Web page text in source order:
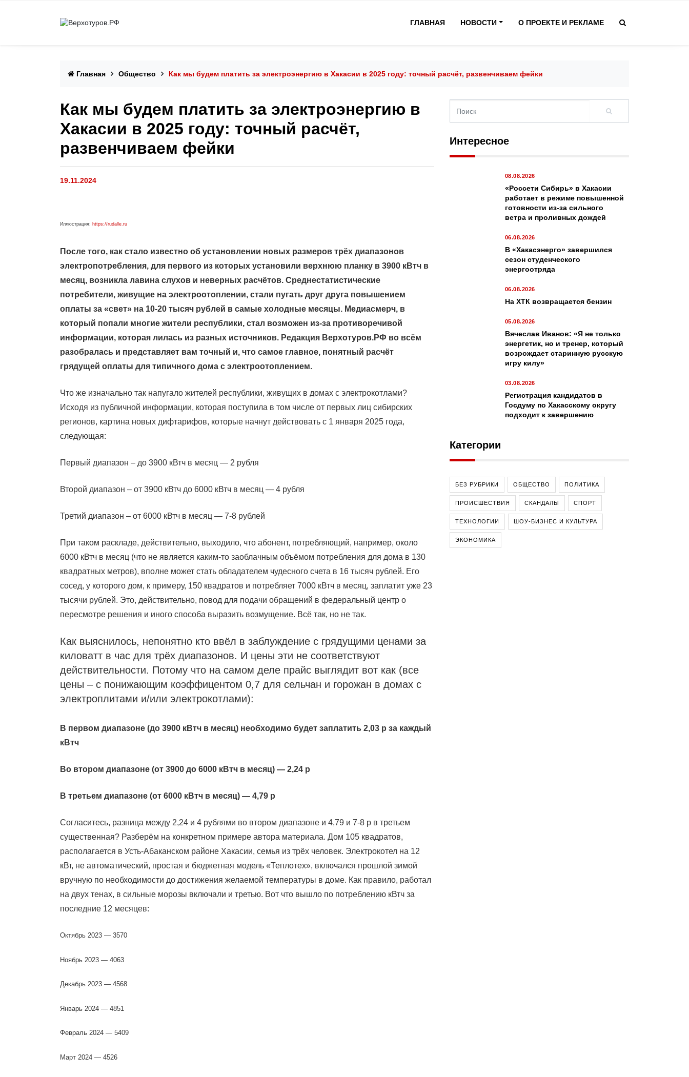
ГЛАВНАЯ НОВОСТИ О ПРОЕКТЕ И РЕКЛАМЕ
Главная Общество Как мы будем платить за электроэнергию в Хакасии в 2025 году: точный расчёт, развенчиваем фейки
Как мы будем платить за электроэнергию в
Хакасии в 2025 году: точный расчёт,
развенчиваем фейки
19.11.2024
Иллюстрация: https://rudalle.ru
После того, как стало известно об установлении новых размеров трёх диапазонов
электропотребления, для первого из которых установили верхнюю планку в 3900 кВтч в
месяц, возникла лавина слухов и неверных расчётов. Среднестатистические
потребители, живущие на электроотоплении, стали пугать друг друга повышением
оплаты за «свет» на 10-20 тысяч рублей в самые холодные месяцы. Медиасмерч, в
который попали многие жители республики, стал возможен из-за противоречивой
информации, которая лилась из разных источников. Редакция Верхотуров.РФ во всём
разобралась и представляет вам точный и, что самое главное, понятный расчёт
грядущей оплаты для типичного дома с электроотоплением.
Что же изначально так напугало жителей республики, живущих в домах с электрокотлами?
Исходя из публичной информации, которая поступила в том числе от первых лиц сибирских
регионов, картина новых дифтарифов, которые начнут действовать с 1 января 2025 года,
следующая:
Первый диапазон – до 3900 кВтч в месяц — 2 рубля
Второй диапазон – от 3900 кВтч до 6000 кВтч в месяц — 4 рубля
Третий диапазон – от 6000 кВтч в месяц — 7-8 рублей
При таком раскладе, действительно, выходило, что абонент, потребляющий, например, около
6000 кВтч в месяц (что не является каким-то заоблачным объёмом потребления для дома в 130
квадратных метров), вполне может стать обладателем чудесного счета в 16 тысяч рублей. Его
сосед, у которого дом, к примеру, 150 квадратов и потребляет 7000 кВтч в месяц, заплатит уже 23
тысячи рублей. Это, действительно, повод для подачи обращений в федеральный центр о
пересмотре решения и иного способа выразить возмущение. Всё так, но не так.
Как выяснилось, непонятно кто ввёл в заблуждение с грядущими ценами за
киловатт в час для трёх диапазонов. И цены эти не соответствуют
действительности. Потому что на самом деле прайс выглядит вот как (все
цены – с понижающим коэффицентом 0,7 для сельчан и горожан в домах с
электроплитами и/или электрокотлами):
В первом диапазоне (до 3900 кВтч в месяц) необходимо будет заплатить 2,03 р за каждый
кВтч
Во втором диапазоне (от 3900 до 6000 кВтч в месяц) — 2,24 р
В третьем диапазоне (от 6000 кВтч в месяц) — 4,79 р
Согласитесь, разница между 2,24 и 4 рублями во втором диапазоне и 4,79 и 7-8 р в третьем
существенная? Разберём на конкретном примере автора материала. Дом 105 квадратов,
располагается в Усть-Абаканском районе Хакасии, семья из трёх человек. Электрокотел на 12
кВт, не автоматический, простая и бюджетная модель «Теплотех», включался прошлой зимой
вручную по необходимости до достижения желаемой температуры в доме. Как правило, работал
на двух тенах, в сильные морозы включали и третью. Вот что вышло по потреблению кВтч за
последние 12 месяцев:
Октябрь 2023 — 3570
Ноябрь 2023 — 4063
Декабрь 2023 — 4568
Январь 2024 — 4851
Февраль 2024 — 5409
Март 2024 — 4526
Интересное
08.08.2026
«Россети Сибирь» в Хакасии
работает в режиме повышенной
готовности из-за сильного
ветра и проливных дождей
06.08.2026
В «Хакасэнерго» завершился
сезон студенческого
энергоотряда
06.08.2026
На ХТК возвращается бензин
05.08.2026
Вячеслав Иванов: «Я не только
энергетик, но и тренер, который
возрождает старинную русскую
игру килу»
03.08.2026
Регистрация кандидатов в
Госдуму по Хакасскому округу
подходит к завершению
Категории
БЕЗ РУБРИКИ ОБЩЕСТВО ПОЛИТИКА
ПРОИСШЕСТВИЯ СКАНДАЛЫ СПОРТ
ТЕХНОЛОГИИ ШОУ-БИЗНЕС И КУЛЬТУРА
ЭКОНОМИКА